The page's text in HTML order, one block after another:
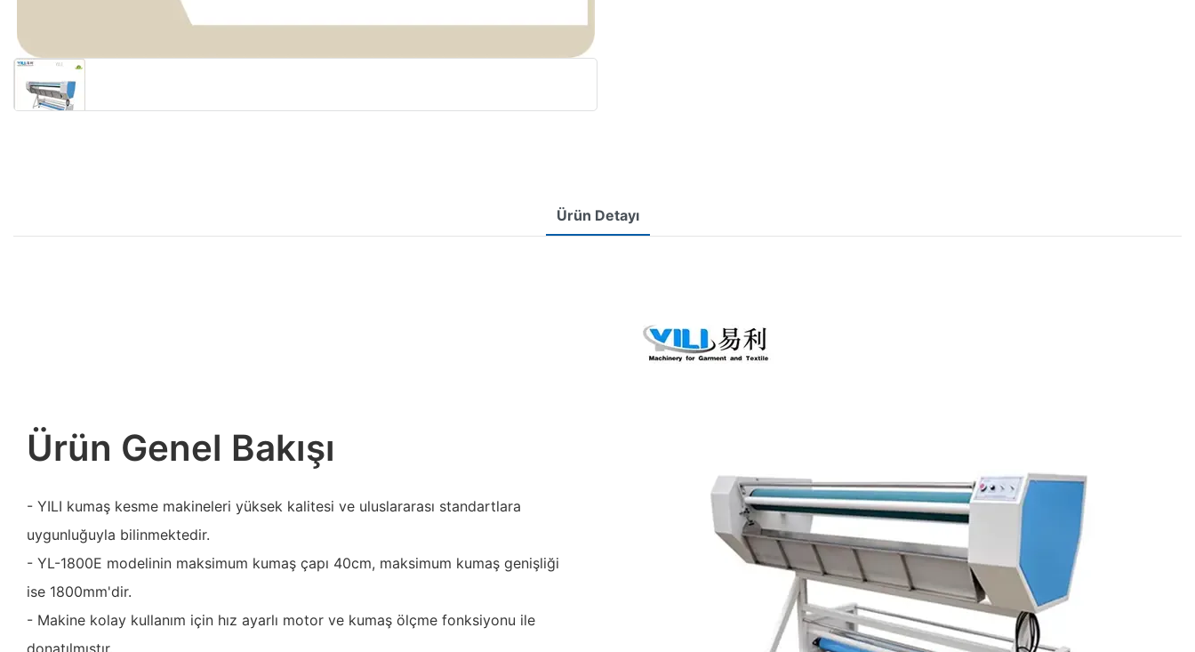
Ürün Detayı
Ürün Genel Bakışı
- YILI kumaş kesme makineleri yüksek kalitesi ve uluslararası standartlara
uygunluğuyla bilinmektedir.
- YL-1800E modelinin maksimum kumaş çapı 40cm, maksimum kumaş genişliği
ise 1800mm'dir.
- Makine kolay kullanım için hız ayarlı motor ve kumaş ölçme fonksiyonu ile
donatılmıştır.